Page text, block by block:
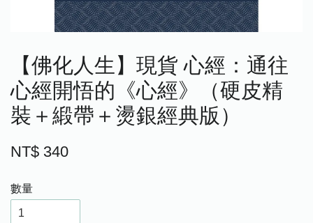
【佛化人生】現貨 心經：通往
心經開悟的《心經》（硬皮精
裝＋緞帶＋燙銀經典版）
NT$ 340
數量